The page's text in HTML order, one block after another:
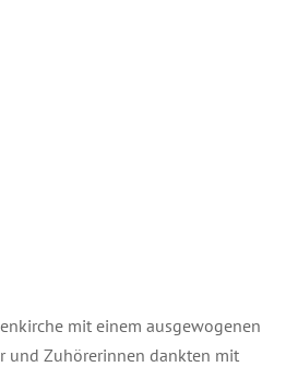
mit einem ausgewogenen
und Zuhörerinnen dankten mit